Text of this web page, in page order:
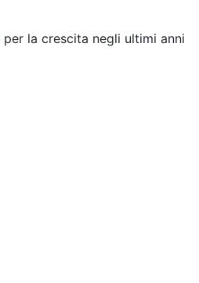
la crescita negli ultimi anni